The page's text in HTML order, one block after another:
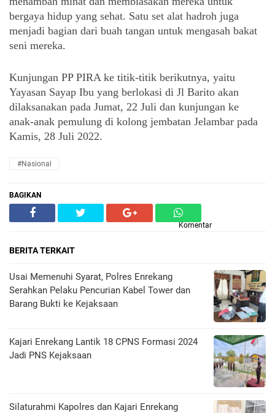
bergaya hidup yang sehat. Satu set alat hadroh juga
menjadi bagian dari buah tangan untuk mengasah bakat
seni mereka.
Kunjungan PP PIRA ke titik-titik berikutnya, yaitu
Yayasan Sayap Ibu yang berlokasi di Jl Barito akan
dilaksanakan pada Jumat, 22 Juli dan kunjungan ke
anak-anak pemulung di kolong jembatan Jelambar pada
Kamis, 28 Juli 2022.
#Nasional
BAGIKAN
Komentar
BERITA TERKAIT
Usai Memenuhi Syarat, Polres Enrekang
Serahkan Pelaku Pencurian Kabel Tower dan
Barang Bukti ke Kejaksaan
Kajari Enrekang Lantik 18 CPNS Formasi 2024
Jadi PNS Kejaksaan
Silaturahmi Kapolres dan Kajari Enrekang